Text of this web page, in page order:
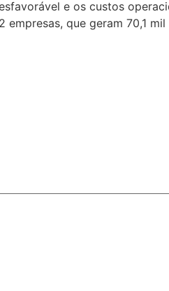
e os custos
que geram 70,1